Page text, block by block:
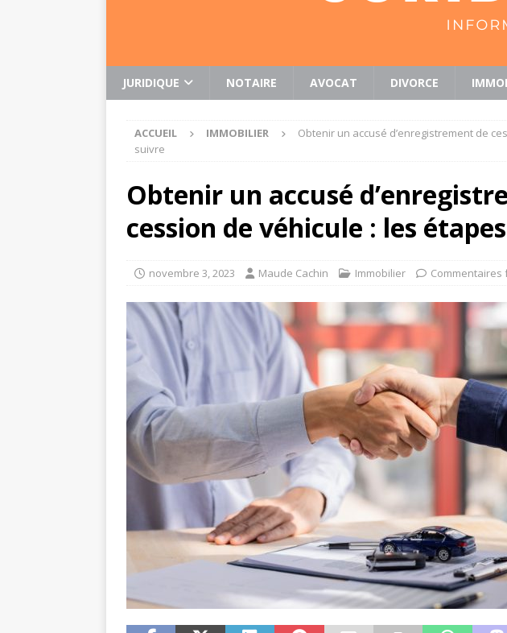
JURIDIQUE NOTAIRE AVOCAT DIVORCE
ACCUEIL IMMOBILIER
Obtenir un accusé d’enregistrement de
suivre
Obtenir un accusé
cession de véhicule : les
novembre 3, 2023 Maude Cachin Immobilier Commentaires